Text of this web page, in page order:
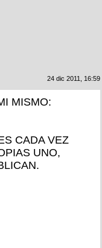
24 dic 2011, 16:59
MISMO:
CADA VEZ
UNO,